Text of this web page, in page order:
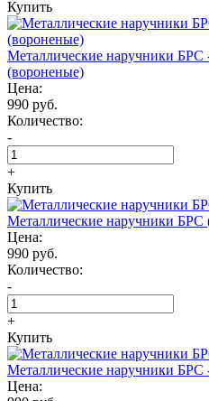
Купить
Металлические наручники БРС
(вороненые)
Цена:
990 руб.
Количество:
-
+
Купить
Металлические наручники
Цена:
990 руб.
Количество:
-
+
Купить
Металлические наручники БРС
Цена: